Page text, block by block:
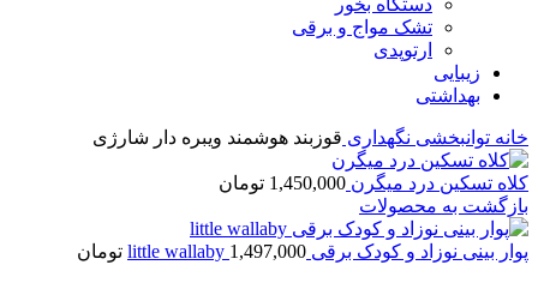
تشک مواج و برقی
ارتوپدی
زیبایی
بهداشتی
خانه توانبخشی نگهداری قوزبند هوشمند ویبره دار شارژی
کلاه تسکین درد میگرن 1,450,000 تومان
بازگشت به محصولات
پوار بینی نوزاد و کودک برقی little wallaby 1,497,000
تومان